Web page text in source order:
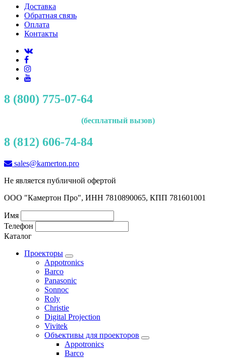
Доставка
Обратная связь
Оплата
Контакты
8 (800) 775-07-64
(бесплатный вызов)
8 (812) 606-74-84
sales@kamerton.pro
Не является публичной офертой
ООО "Камертон Про", ИНН 7810890065, КПП 781601001
Имя
Телефон
Каталог
Проекторы
Appotronics
Barco
Panasonic
Sonnoc
Roly
Christie
Digital Projection
Vivitek
Объективы для проекторов
Appotronics
Barco